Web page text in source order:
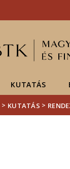
KUTATÁS
> KUTATÁS >